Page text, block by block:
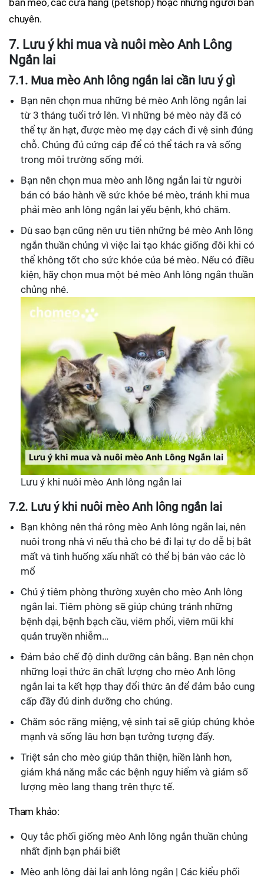
bán mèo, các cửa hàng (petshop) hoặc những người bán
chuyên.
7. Lưu ý khi mua và nuôi mèo Anh Lông
Ngắn lai
7.1. Mua mèo Anh lông ngắn lai cần lưu ý gì
Bạn nên chọn mua những bé mèo Anh lông ngắn lai
từ 3 tháng tuổi trở lên. Vì những bé mèo này đã có
thể tự ăn hạt, được mèo mẹ dạy cách đi vệ sinh đúng
chỗ. Chúng đủ cứng cáp để có thể tách ra và sống
trong môi trường sống mới.
Bạn nên chọn mua mèo anh lông ngắn lai từ người
bán có bảo hành về sức khỏe bé mèo, tránh khi mua
phải mèo anh lông ngắn lai yếu bệnh, khó chăm.
Dù sao bạn cũng nên ưu tiên những bé mèo Anh lông
ngắn thuần chủng vì việc lai tạo khác giống đôi khi có
thể không tốt cho sức khỏe của bé mèo. Nếu có điều
kiện, hãy chọn mua một bé mèo Anh lông ngắn thuần
chủng nhé.
Lưu ý khi nuôi mèo Anh lông ngắn lai
7.2. Lưu ý khi nuôi mèo Anh lông ngắn lai
Bạn không nên thả rông mèo Anh lông ngắn lai, nên
nuôi trong nhà vì nếu thả cho bé đi lại tự do dễ bị bắt
mất và tình huống xấu nhất có thể bị bán vào các lò
mổ
Chú ý tiêm phòng thường xuyên cho mèo Anh lông
ngắn lai. Tiêm phòng sẽ giúp chúng tránh những
bệnh dại, bệnh bạch cầu, viêm phổi, viêm mũi khí
quản truyền nhiễm…
Đảm bảo chế độ dinh dưỡng cân bằng. Bạn nên chọn
những loại thức ăn chất lượng cho mèo Anh lông
ngắn lai ta kết hợp thay đổi thức ăn để đảm bảo cung
cấp đầy đủ dinh dưỡng cho chúng.
Chăm sóc răng miệng, vệ sinh tai sẽ giúp chúng khỏe
mạnh và sống lâu hơn bạn tưởng tượng đấy.
Triệt sản cho mèo giúp thân thiện, hiền lành hơn,
giảm khả năng mắc các bệnh nguy hiểm và giảm số
lượng mèo lang thang trên thực tế.
Tham khảo:
Quy tắc phối giống mèo Anh lông ngắn thuần chủng
nhất định bạn phải biết
Mèo anh lông dài lai anh lông ngắn | Các kiểu phối